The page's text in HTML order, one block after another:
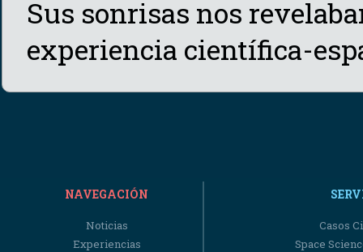
Sus sonrisas nos
experiencia científica-
NAVEGACIÓN
Noticias
Experiencias
Casos
Space